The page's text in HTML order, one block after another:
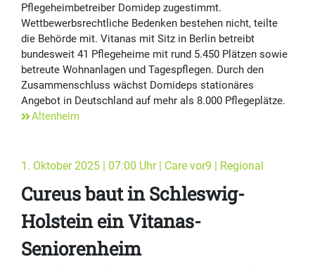
Pflegeheimbetreiber Domidep zugestimmt.
Wettbewerbsrechtliche Bedenken bestehen nicht, teilte
die Behörde mit. Vitanas mit Sitz in Berlin betreibt
bundesweit 41 Pflegeheime mit rund 5.450 Plätzen sowie
betreute Wohnanlagen und Tagespflegen. Durch den
Zusammenschluss wächst Domideps stationäres
Angebot in Deutschland auf mehr als 8.000 Pflegeplätze.
Altenheim
1. Oktober 2025 | 07:00 Uhr | Care vor9 | Regional
Cureus baut in Schleswig-
Holstein ein Vitanas-
Seniorenheim